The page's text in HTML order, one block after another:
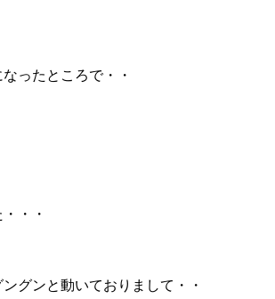
ったところで・・
・・
グンと動いておりまして・・